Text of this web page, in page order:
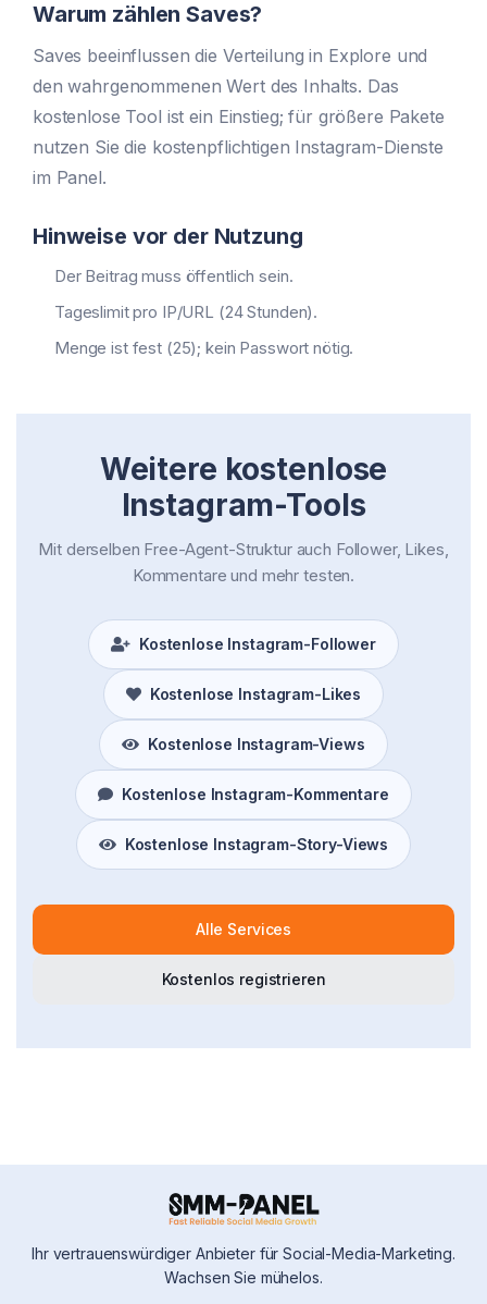
Warum zählen Saves?
Saves beeinflussen die Verteilung in Explore und
den wahrgenommenen Wert des Inhalts. Das
kostenlose Tool ist ein Einstieg; für größere Pakete
nutzen Sie die kostenpflichtigen Instagram-Dienste
im Panel.
Hinweise vor der Nutzung
Der Beitrag muss öffentlich sein.
Tageslimit pro IP/URL (24 Stunden).
Menge ist fest (25); kein Passwort nötig.
Weitere kostenlose
Instagram-Tools
Mit derselben Free-Agent-Struktur auch Follower, Likes,
Kommentare und mehr testen.
Kostenlose Instagram-Follower
Kostenlose Instagram-Likes
Kostenlose Instagram-Views
Kostenlose Instagram-Kommentare
Kostenlose Instagram-Story-Views
Alle Services
Kostenlos registrieren
Ihr vertrauenswürdiger Anbieter für Social-Media-Marketing.
Wachsen Sie mühelos.